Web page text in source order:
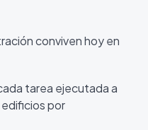
conviven hoy en
tarea ejecutada a
por